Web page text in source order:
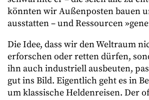
könnten wir Außenposten bauen
ausstatten – und Ressourcen
Die Idee, dass wir den Weltraum
erforschen oder retten dürfen,
ihn auch industriell ausbeuten,
gut ins Bild. Eigentlich geht es in
um klassische Heldenreisen. Der